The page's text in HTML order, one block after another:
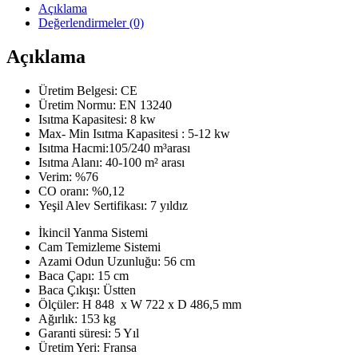
Açıklama
Değerlendirmeler (0)
Açıklama
Üretim Belgesi: CE
Üretim Normu: EN 13240
Isıtma Kapasitesi: 8 kw
Max- Min Isıtma Kapasitesi : 5-12 kw
Isıtma Hacmi:105/240 m³arası
Isıtma Alanı: 40-100 m² arası
Verim: %76
CO oranı: %0,12
Yeşil Alev Sertifikası: 7 yıldız
İkincil Yanma Sistemi
Cam Temizleme Sistemi
Azami Odun Uzunluğu: 56 cm
Baca Çapı: 15 cm
Baca Çıkışı: Üstten
Ölçüler: H 848 x W 722 x D 486,5 mm
Ağırlık: 153 kg
Garanti süresi: 5 Yıl
Üretim Yeri: Fransa